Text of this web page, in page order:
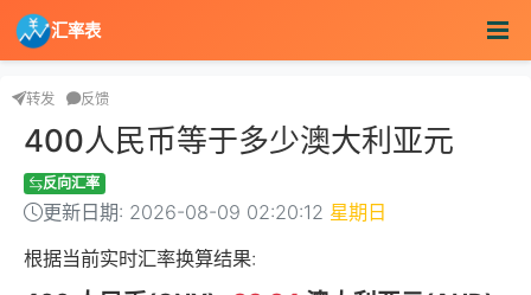
汇率表
转发 反馈
400人民币等于多少澳大利亚元
反向汇率
更新日期: 2026-08-09 02:20:12 星期日
根据当前实时汇率换算结果: